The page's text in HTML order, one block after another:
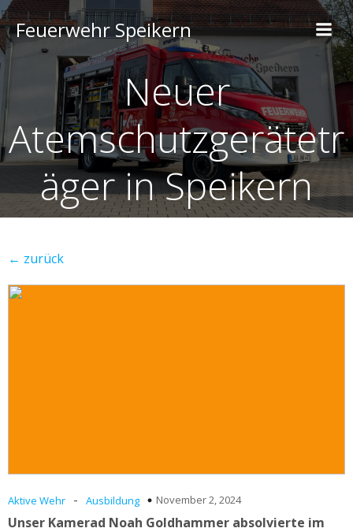
Feuerwehr Speikern
Neuer
Atemschutzgerätetr
äger in Speikern
← zurück
Aktive Wehr - Ausbildung November 2, 2024
Unser Kamerad Noah Goldhammer absolvierte im